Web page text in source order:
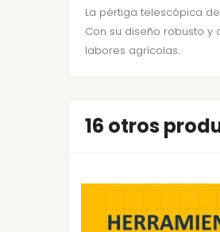
La pértiga telescópica
Con su diseño robusto
labores agrícolas.
16 otros